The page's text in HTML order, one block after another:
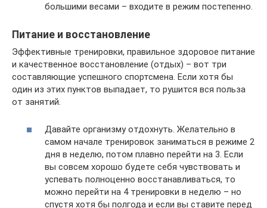
большими весами – входите в режим постепенно.
Питание и восстановление
Эффективные тренировки, правильное здоровое питание
и качественное восстановление (отдых) – вот три
составляющие успешного спортсмена. Если хотя бы
один из этих пунктов выпадает, то рушится вся польза
от занятий.
Давайте организму отдохнуть. Желательно в
самом начале тренировок заниматься в режиме 2
дня в неделю, потом плавно перейти на 3. Если
вы совсем хорошо будете себя чувствовать и
успевать полноценно восстанавливаться, то
можно перейти на 4 тренировки в неделю – но
спустя хотя бы полгода и если вы ставите перед